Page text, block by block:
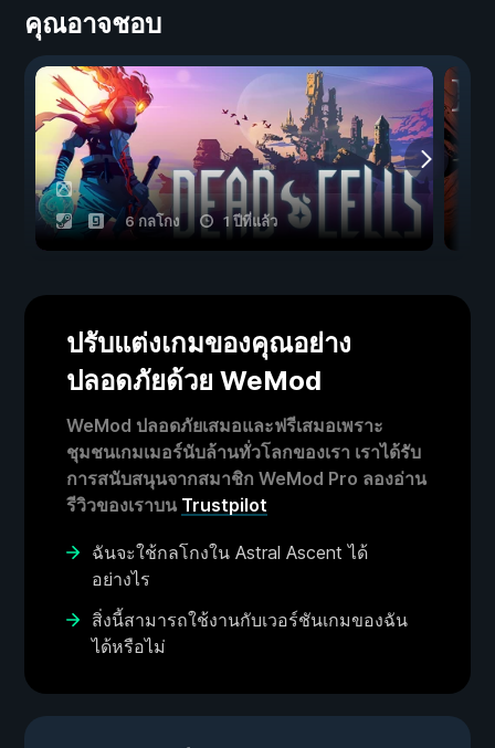
คุณอาจชอบ
6 กลโกง 1 ปีที่แล้ว
ปรับแต่งเกมของคุณอย่าง
ปลอดภัยด้วย WeMod
WeMod ปลอดภัยเสมอและฟรีเสมอเพราะ
ชุมชนเกมเมอร์นับล้านทั่วโลกของเรา เราได้รับ
การสนับสนุนจากสมาชิก WeMod Pro ลองอ่าน
รีวิวของเราบน Trustpilot
ฉันจะใช้กลโกงใน Astral Ascent ได้
อย่างไร
สิ่งนี้สามารถใช้งานกับเวอร์ชันเกมของฉัน
ได้หรือไม่